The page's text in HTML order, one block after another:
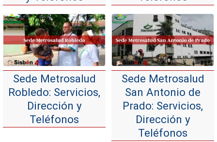
Sede Metrosalud
Robledo: Servicios,
Dirección y
Teléfonos
Sede Metrosalud
San Antonio de
Prado: Servicios,
Dirección y
Teléfonos